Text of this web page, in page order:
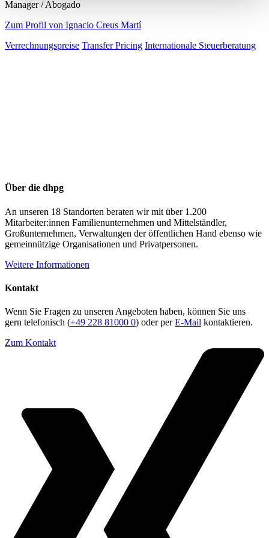
Manager / Abogado
Zum Profil von Ignacio Creus Martí
Verrechnungspreise Transfer Pricing Internationale Steuerberatung
Über die dhpg
An unseren 18 Standorten beraten wir mit über 1.200
Mitarbeiter:innen Familienunternehmen und Mittelständler,
Großunternehmen, Verwaltungen der öffentlichen Hand ebenso wie
gemeinnützige Organisationen und Privatpersonen.
Weitere Informationen
Kontakt
Wenn Sie Fragen zu unseren Angeboten haben, können Sie uns
gern telefonisch (+49 228 81000 0) oder perE-Mail kontaktieren.
Zum Kontakt